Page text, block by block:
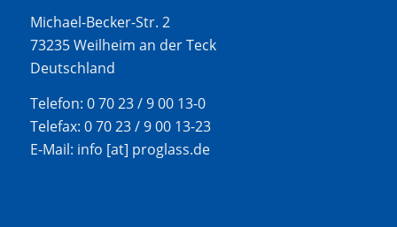
Michael-Becker-Str. 2
73235 Weilheim an der Teck
Deutschland
Telefon: 0 70 23 / 9 00 13-0
Telefax: 0 70 23 / 9 00 13-23
E-Mail: info [at] proglass.de